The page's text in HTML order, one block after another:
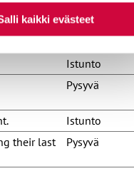
kaikki evästeet
products
3 kuukautta
Istunto
Pysyvä
Istunto
their last
Pysyvä